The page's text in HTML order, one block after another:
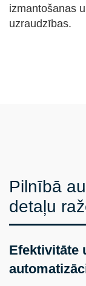
izmantošanas
uzraudzības.
Pilnībā
detaļu
Efektivitāte